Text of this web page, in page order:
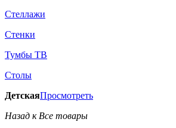
Стеллажи
Стенки
Тумбы ТВ
Столы
ДетскаяПросмотреть
Назад к Все товары